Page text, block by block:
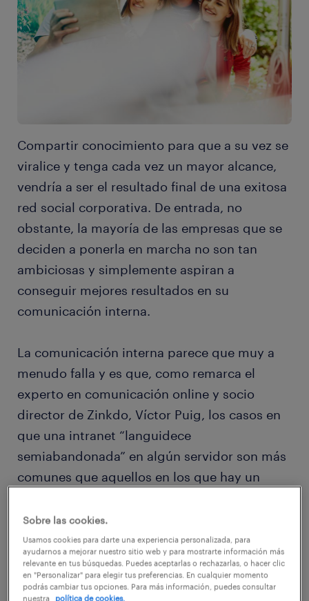
Compartir conocimiento para que a su vez se
viralice y tenga cada vez un mayor alcance,
vendría a ser el resultado final de una exitosa
red social corporativa. De entrada, no
obstante, la mayoría de las empresas que se
deciden a ponerla en marcha no son tan
ambiciosas y simplemente aspiran a
conseguir mejores resultados en su
comunicación interna.
La comunicación interna parece que muy a
menudo falla y es que, como remarca el
experto en comunicación online y socio
director de Zinkdo, Víctor Puig, los casos en
que una intranet “languidece
semiabandonada” en algún servidor son más
comunes que aquellos en los que hay un
contenidos e información.
Los deseos, en principio, parecen fáciles de
satisfacer. Se trataría de actualizar las
Sobre las cookies.
Usamos cookies para darte una experiencia personalizada, para
ayudarnos a mejorar nuestro sitio web y para mostrarte información más
relevante en tus búsquedas. Puedes aceptarlas o rechazarlas, o hacer clic
en "Personalizar" para elegir tus preferencias. En cualquier momento
podrás cambiar tus opciones. Para más información, puedes consultar
nuestra
política de cookies.